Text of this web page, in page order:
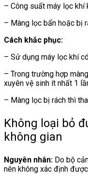
– Công suất máy lọc khí
– Màng lọc bẩn hoặc bị
Cách khắc phục:
– Sử dụng máy lọc khí
– Trong trường hợp
xuyên vệ sinh ít nhất 1
– Màng lọc bị rách thì
Không loại bỏ
không gian
Nguyên nhân: Do bộ
nên không xác định